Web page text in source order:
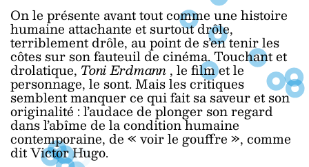
On le présente avant tout comme une histoire
humaine attachante et surtout drôle,
terriblement drôle, au point de s’en tenir les
côtes sur son fauteuil de cinéma. Touchant et
drolatique, Toni Erdmann, le film et le
personnage, le sont. Mais les critiques
semblent manquer ce qui fait sa saveur et son
originalité : l’audace de plonger son regard
dans l’abîme de la condition humaine
contemporaine, de « voir le gouffre », comme
dit Victor Hugo.